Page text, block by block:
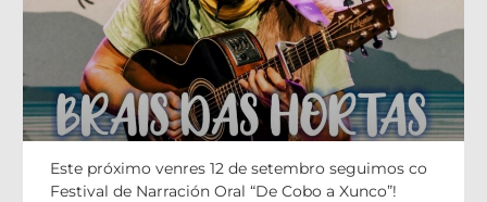
BRAIS DAS HORTAS nas “Escolas
Este próximo venres 12 de setembro seguimos co
Festival de Narración Oral “De Cobo a Xunco”!